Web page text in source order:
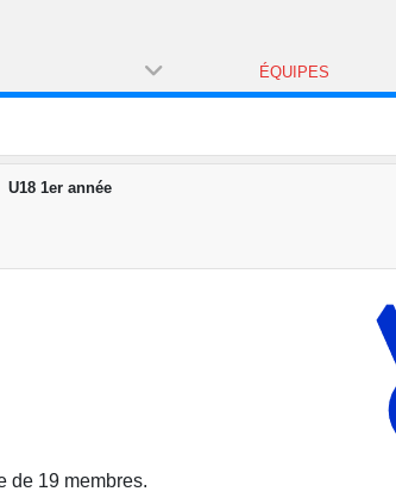
ÉQUIPES
U18 1er année
de 19 membres.